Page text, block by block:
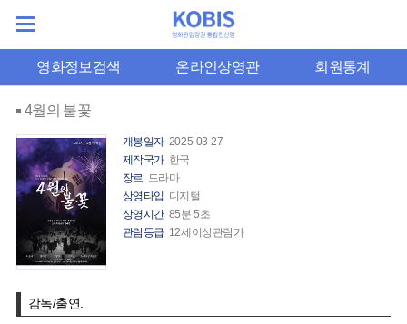
영화정보검색 온라인상영관 회원통계
4월의 불꽃
개봉일자 2025-03-27
제작국가 한국
장르 드라마
상영타입 디지털
상영시간 85분 5초
관람등급 12세이상관람가
감독/출연.